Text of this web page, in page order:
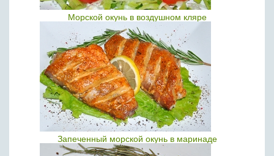
Морской окунь в воздушном кляре
Запеченный морской окунь в маринаде